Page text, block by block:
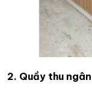
2. Quầy thu